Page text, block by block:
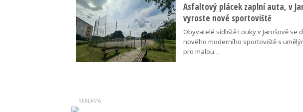
Asfaltový plácek zaplní auta, v
vyroste nové sportoviště
Obyvatelé sídliště Louky v Jarošově se
nového moderního sportoviště s
pro malou…